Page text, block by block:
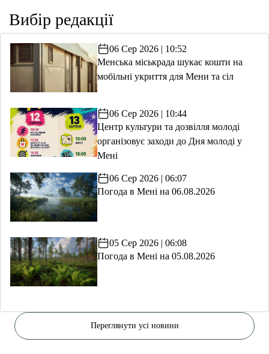
Вибір редакції
06 Сер 2026 | 10:52
Менська міськрада шукає кошти на
мобільні укриття для Мени та сіл
06 Сер 2026 | 10:44
Центр культури та дозвілля молоді
організовує заходи до Дня молоді у
Мені
06 Сер 2026 | 06:07
Погода в Мені на 06.08.2026
05 Сер 2026 | 06:08
Погода в Мені на 05.08.2026
Переглянути усі новини